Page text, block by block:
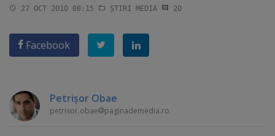
27 OCT 2010 08:15 ȘTIRI MEDIA 20
Facebook
Petrişor Obae
petrisor.obae paginademedia.ro